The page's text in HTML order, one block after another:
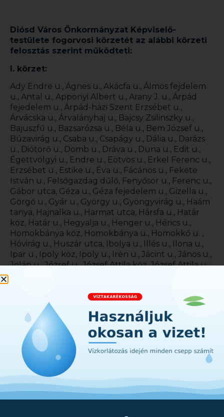
Diósd Város Önkormányzat Képviselő-
testülete fogorvosi körzetét az alábbi körzeti
felosztás szerint működteti:
I. körzet:
Ady Endre u., Ágnes u., Akácfa u., Álmos fejdelem
u., Antal u., Apponyi Albert u., Arany J. u., Árpád
fejedelem u., Árpád-házi Szent Erzsébet u.,
Árvácska u., Árvalányhaj u., Bajcsy Zsilinszky u.,
Bajuszfű u., Bazsarózsa u., Béla u., Bem József u.,
Búzavirág u., Csaba u., Csapágy u., Dália u., Darázs
u., Diótörő u., Domb u., Dráva u., Duna u., Edit u.,
Égettvölgyi u., Endre u., Eötvös u., Erkel Ferenc u.,
Erzsébet u., Estike u., Éva u., Fácános u., Fekete
István u., Felsőgazdag dűlő, Fenyősor u., Ferenc u.,
Gábor utca, Géza u., Géza fejedelem u., Gizella u.,
Görgő u., Gyár u., György u., Gyöngyvirág u., Haám
tanya, Hajnalka u., Harmat utca, Hársfa u., Határ
köz, Határ u., Hegyalja u., Henger u., Hérics u.,
Homokbánya köz, Homokbánya u., Homokkő u. ,
Hóvirág u., Huszár utca, Ibolya u., Illés u., Ilona u.,
Ipar u., Ipoly köz, Ipoly u., Irén u., Jácint u., János u.,
Jolán u., József u., József Attila köz, József Attila u.,
Zoltán u., Kossuth Lajos út, Kőbányai u., Kölcsey u.,
Kökörcsin u., Körös u., Krisztina tér, Krisztina u.,
Lajos u., Lakatos u., Ligetszépe út, Léda u., Lejtő u.,
Liget köz, Liget u., Liliom u., Lovas u., Lúd u.,
Margaréta u., Marianna u., Markos Ferenc u., Maros
u., Meggyes u. (Törökbálinti határút), Mókus u.,
Muskátli köz, Muskátli u., Naphegy u., Nárcisz u.,
Nefelejcs u., Nóra u., Orgona u., Őszirózsa u., Őzike
u., Pacsirta u., Panoráma út, Patak köz, Patak u.,
Pálma u., Petőfi Sándor u., Pillangó utca, Pincesor,
Pipacs u., Rába u., Rádióállomás, Radnóti Miklós u.,